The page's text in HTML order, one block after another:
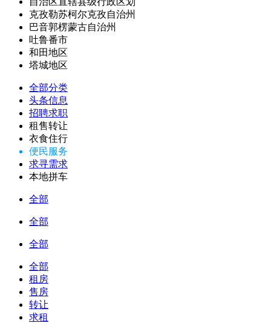
克孜勒苏柯尔克孜自治州
巴音郭楞蒙古自治州
吐鲁番市
和田地区
塔城地区
全部分类
头条信息
招聘求职
租售转让
衣食住行
便民服务
求寻需求
本地拼车
全部
全部
全部
全部
租房
售房
转让
求租